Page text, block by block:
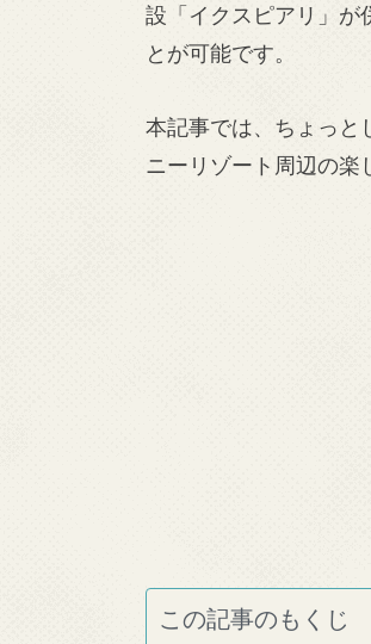
設「イクスピアリ」が
とが可能です。
本記事では、ちょっと
ニーリゾート周辺の楽
この記事のもくじ